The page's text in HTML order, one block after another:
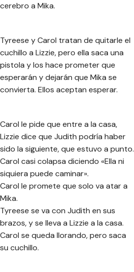
cerebro a Mika.
Tyreese y Carol tratan de quitarle el
cuchillo a Lizzie, pero ella saca una
pistola y los hace prometer que
esperarán y dejarán que Mika se
convierta. Ellos aceptan esperar.
Carol le pide que entre a la casa,
Lizzie dice que Judith podría haber
sido la siguiente, que estuvo a punto.
Carol casi colapsa diciendo «Ella ni
siquiera puede caminar».
Carol le promete que solo va atar a
Mika.
Tyreese se va con Judith en sus
brazos, y se lleva a Lizzie a la casa.
Carol se queda llorando, pero saca
su cuchillo.